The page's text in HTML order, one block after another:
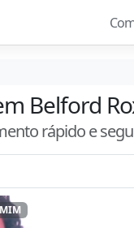
Belford
rápido e